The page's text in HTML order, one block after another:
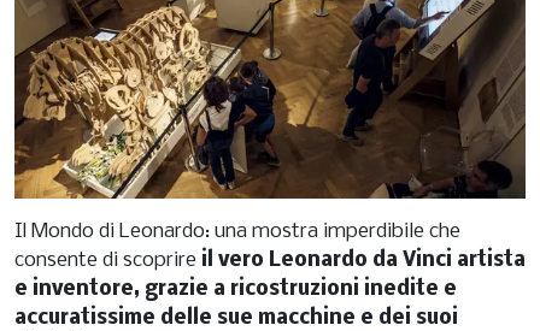
Il Mondo di Leonardo: una mostra imperdibile che
consente di scoprire il vero Leonardo da Vinci artista
e inventore, grazie a ricostruzioni inedite e
accuratissime delle sue macchine e dei suoi